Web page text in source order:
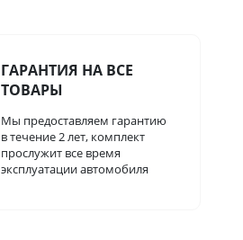
ГАРАНТИЯ НА ВСЕ
ТОВАРЫ
Мы предоставляем гарантию
в течение 2 лет, комплект
прослужит все время
эксплуатации автомобиля